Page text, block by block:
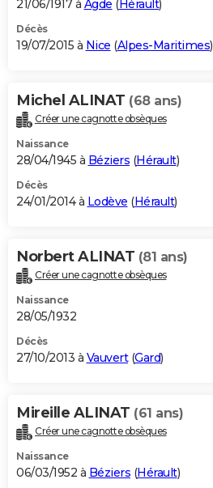
21/06/1917 à Agde ( Hérault)
Décès
19/07/2015 à Nice (Alpes-Maritimes)
Michel ALINAT (68 ans)
Créer une cagnotte obsèques
Naissance
28/04/1945 à Béziers (Hérault)
Décès
24/01/2014 à Lodève (Hérault)
Norbert ALINAT (81 ans)
Créer une cagnotte obsèques
Naissance
28/05/1932
Décès
27/10/2013 à Vauvert(Gard)
Mireille ALINAT (61 ans)
Créer une cagnotte obsèques
Naissance
06/03/1952 à Béziers (Hérault)